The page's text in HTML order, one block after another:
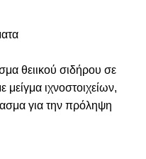
θειικού σιδήρου σε
ιχνοστοιχείων,
για την πρόληψη